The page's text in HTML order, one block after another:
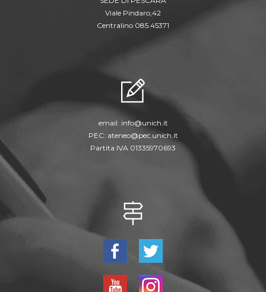
Viale Pindaro,42
Centralino 085.45371
email: info@unich.it
PEC: ateneo@pec.unich.it
Partita IVA 01335970693